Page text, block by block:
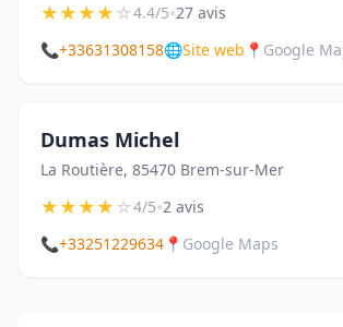
★★★★☆4.4/5•27 avis
📞+33631308158🌐Site web 📍 Google
Dumas Michel
La Routière, 85470 Brem-sur-Mer
★★★★☆4/5•2 avis
📞+33251229634 📍 Google Maps